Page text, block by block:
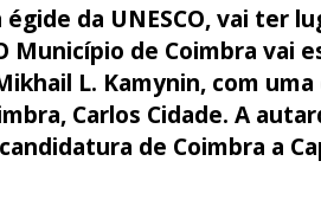
da UNESCO, vai ter
Município de Coimbra vai
L. Kamynin, com
Carlos Cidade. A
de Coimbra a